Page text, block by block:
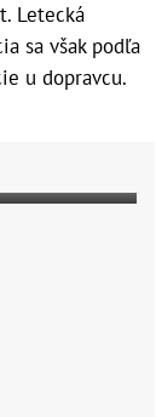
Letecká
sa však podľa
u dopravcu.